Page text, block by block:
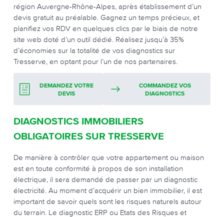
région Auvergne-Rhône-Alpes, après établissement d’un
devis gratuit au préalable. Gagnez un temps précieux, et
planifiez vos RDV en quelques clics par le biais de notre
site web doté d’un outil dédié. Réalisez jusqu’à 35%
d’économies sur la totalité de vos diagnostics sur
Tresserve, en optant pour l’un de nos partenaires.
DEMANDEZ VOTRE
DEVIS
COMMANDEZ VOS
DIAGNOSTICS
DIAGNOSTICS IMMOBILIERS
OBLIGATOIRES SUR TRESSERVE
De manière à contrôler que votre appartement ou maison
est en toute conformité à propos de son installation
électrique, il sera demandé de passer par un diagnostic
électricité. Au moment d’acquérir un bien immobilier, il est
important de savoir quels sont les risques naturels autour
du terrain. Le diagnostic ERP ou Etats des Risques et